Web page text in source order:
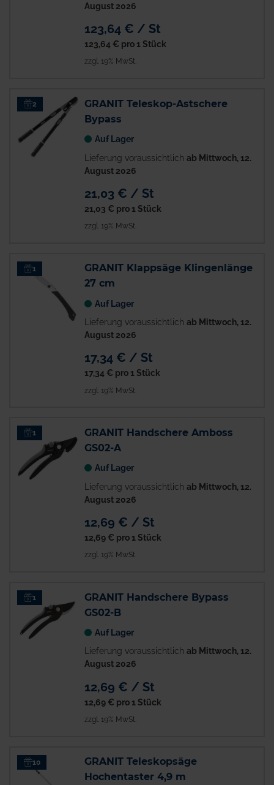
August 2026
123,64 € / St
123,64 € pro 1 Stück
zzgl. 19% MwSt.
2
GRANIT Teleskop-Astschere
Bypass
Auf Lager
Lieferung voraussichtlich ab Mittwoch, 12.
August 2026
21,03 € / St
21,03 € pro 1 Stück
zzgl. 19% MwSt.
1
GRANIT Klappsäge Klingenlänge
27 cm
Auf Lager
Lieferung voraussichtlich ab Mittwoch, 12.
August 2026
17,34 € / St
17,34 € pro 1 Stück
zzgl. 19% MwSt.
1
GRANIT Handschere Amboss
GS02-A
Auf Lager
Lieferung voraussichtlich ab Mittwoch, 12.
August 2026
12,69 € / St
12,69 € pro 1 Stück
zzgl. 19% MwSt.
1
GRANIT Handschere Bypass
GS02-B
Auf Lager
Lieferung voraussichtlich ab Mittwoch, 12.
August 2026
12,69 € / St
12,69 € pro 1 Stück
zzgl. 19% MwSt.
10
GRANIT Teleskopsäge
Hochentaster 4,9 m